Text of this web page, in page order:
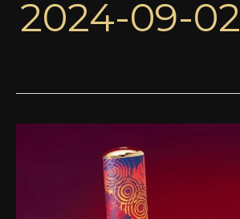
2024-09-02